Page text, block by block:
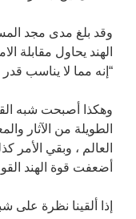
وقد بلغ مدى مجد
الهند يحاول مقابلة
“إنه مما لا يناسب
وهكذا أصبحت شبه
الطويلة من الآثار
العالم ، وبقي الأمر
أضعفت قوة الهند
إذا ألقينا نظرة على